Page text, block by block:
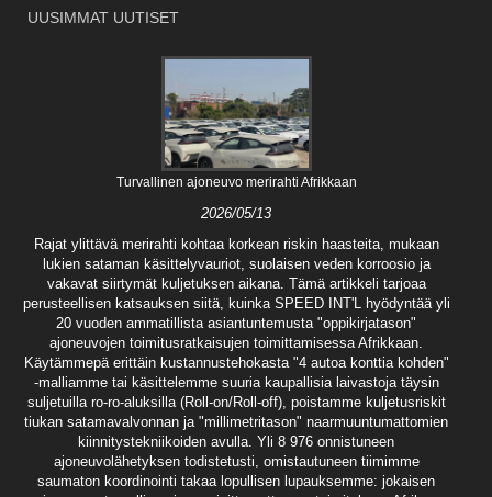
UUSIMMAT UUTISET
Turvallinen ajoneuvo merirahti Afrikkaan
2026/05/13
Rajat ylittävä merirahti kohtaa korkean riskin haasteita, mukaan
lukien sataman käsittelyvauriot, suolaisen veden korroosio ja
vakavat siirtymät kuljetuksen aikana. Tämä artikkeli tarjoaa
perusteellisen katsauksen siitä, kuinka SPEED INT'L hyödyntää yli
20 vuoden ammatillista asiantuntemusta "oppikirjatason"
ajoneuvojen toimitusratkaisujen toimittamisessa Afrikkaan.
Käytämmepä erittäin kustannustehokasta "4 autoa konttia kohden"
-malliamme tai käsittelemme suuria kaupallisia laivastoja täysin
suljetuilla ro-ro-aluksilla (Roll-on/Roll-off), poistamme kuljetusriskit
tiukan satamavalvonnan ja "millimetritason" naarmuuntumattomien
kiinnitystekniikoiden avulla. Yli 8 976 onnistuneen
ajoneuvolähetyksen todistetusti, omistautuneen tiimimme
saumaton koordinointi takaa lopullisen lupauksemme: jokaisen